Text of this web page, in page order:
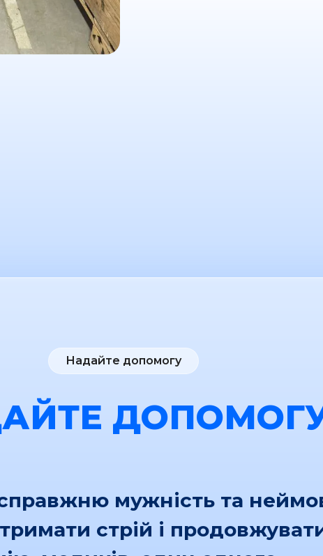
Надайте допомогу
справжню мужність та
стрій і